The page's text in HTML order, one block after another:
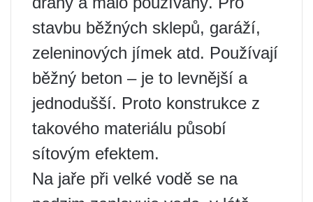
stavbu běžných sklepů, garáží,
zeleninových jímek atd. Používají
běžný beton – je to levnější a
jednodušší. Proto konstrukce z
takového materiálu působí
sítovým efektem.
Na jaře při velké vodě se na